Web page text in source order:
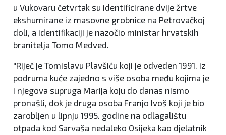
u Vukovaru četvrtak su identificirane dvije žrtve
ekshumirane iz masovne grobnice na Petrovačkoj
doli, a identifikaciji je nazočio ministar hrvatskih
branitelja Tomo Medved.
"Riječ je Tomislavu Plavšiću koji je odveden 1991. iz
podruma kuće zajedno s više osoba među kojima je
i njegova supruga Marija koju do danas nismo
pronašli, dok je druga osoba Franjo Ivoš koji je bio
zarobljen u lipnju 1995. godine na odlagalištu
otpada kod Sarvaša nedaleko Osijeka kao djelatnik